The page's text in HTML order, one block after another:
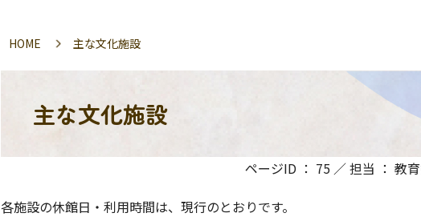
HOME 主な文化施設
主な文化施設
ページID ： 75 ／ 担当 ： 教
各施設の休館日・利用時間は、現行のとおりです。